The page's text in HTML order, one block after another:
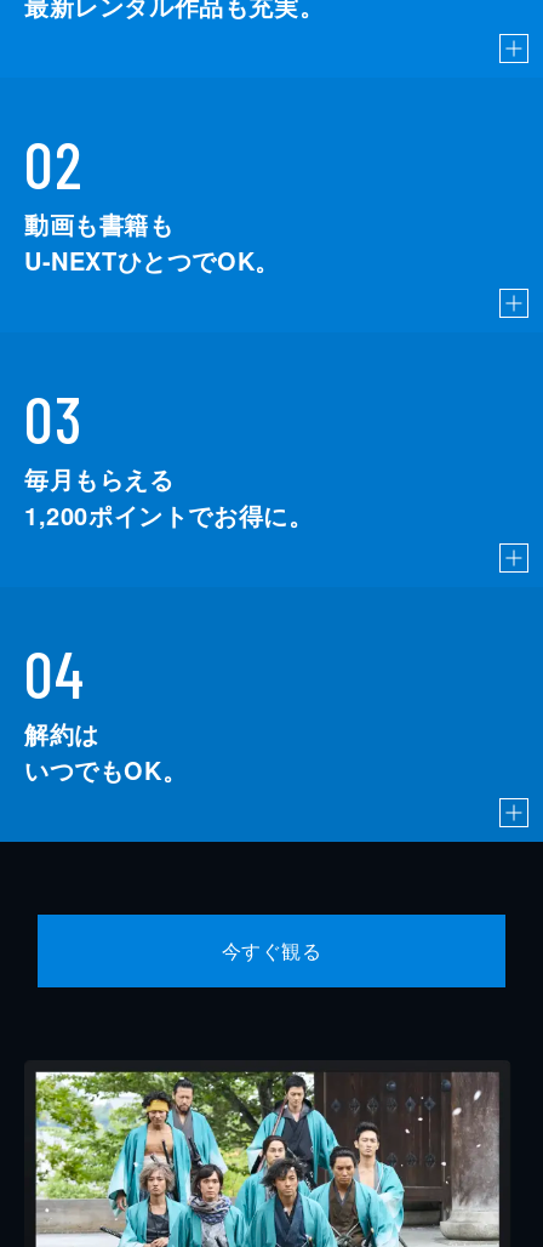
02
動画も書籍も
U-NEXTひとつでOK。
03
毎月もらえる
1,200ポイントでお得に。
04
解約は
いつでもOK。
今すぐ観る